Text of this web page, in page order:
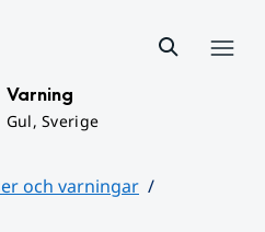
Varning
Gul, Sverige
och varningar